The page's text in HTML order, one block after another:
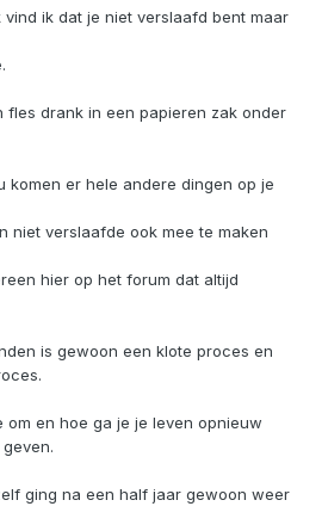
vind ik dat je niet verslaafd bent maar
fles drank in een papieren zak onder
komen er hele andere dingen op je
niet verslaafde ook mee te maken
hier op het forum dat altijd
is gewoon een klote proces en
om en hoe ga je je leven opnieuw
ging na een half jaar gewoon weer